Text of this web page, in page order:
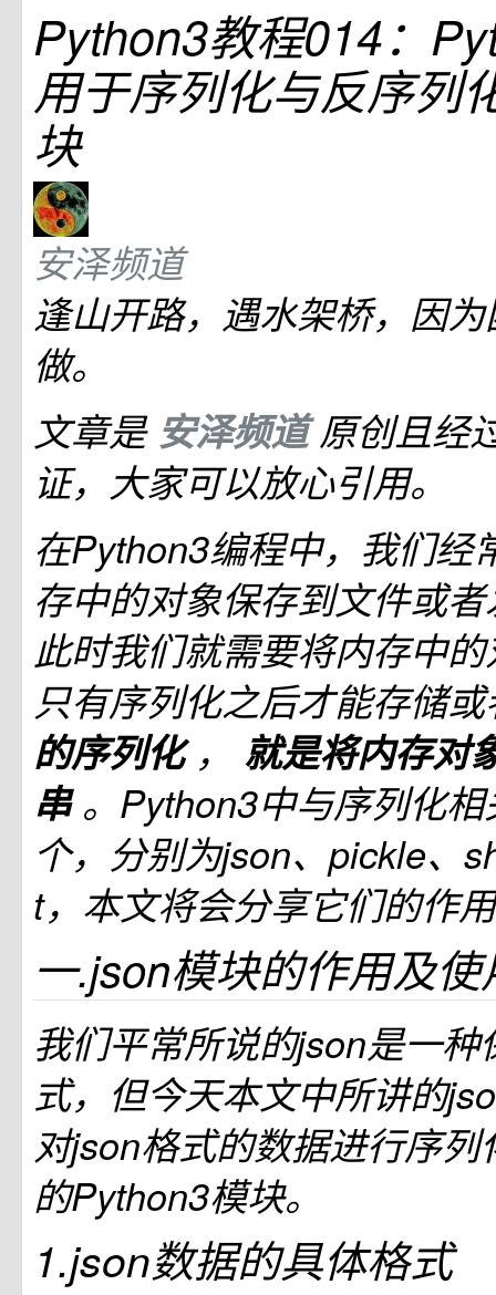
Python3教程014：
用于序列化与反序列
块
安泽频道
逢山开路，遇水架桥，因
做。
文章是 安泽频道原创且经
证，大家可以放心引用。
在Python3编程中，我们经
存中的对象保存到文件或
此时我们就需要将内存中
只有序列化之后才能存储
的序列化 ， 就是将内存对
串。Python3中与序列化
个，分别为json、pickle、
t，本文将会分享它们的作
一.json模块的作用及
我们平常所说的json是一种
式，但今天本文中所讲的
对json格式的数据进行序列
的Python3模块。
1.json数据的具体格式